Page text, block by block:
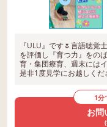
『ULU』です🌷言語聴覚
を評価し『育つ力』をの
育・集団療育、週末には
是非1度見学にお越しく
1分
お問